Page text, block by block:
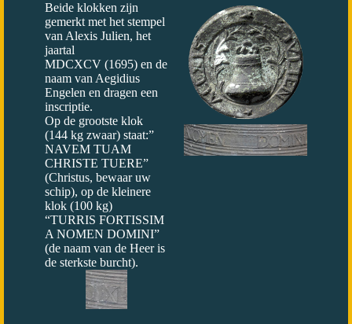
Beide klokken zijn
gemerkt met het stempel
van Alexis Julien, het
jaartal
MDCXCV (1695) en de
naam van Aegidius
Engelen en dragen een
inscriptie.
Op de grootste klok
(144 kg zwaar) staat:”
NAVEM TUAM
CHRISTE TUERE”
(Christus, bewaar uw
schip), op de kleinere
klok (100 kg)
“TURRIS FORTISSIM
A NOMEN DOMINI”
(de naam van de Heer is
de sterkste burcht).